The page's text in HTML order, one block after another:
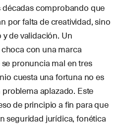
décadas comprobando que
por falta de creatividad, sino
de validación. Un
con una marca
pronuncia mal en tres
cuesta una fortuna no es
aplazado. Este
de principio a fin para que
seguridad jurídica, fonética